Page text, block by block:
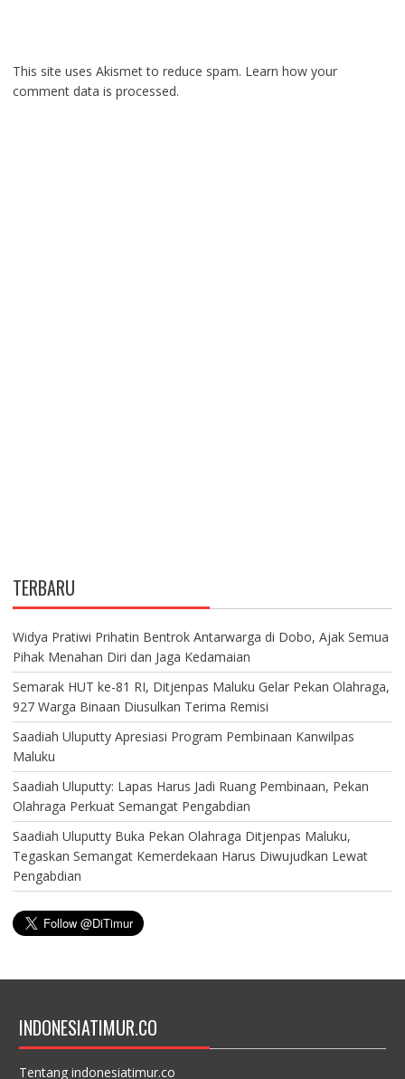
This site uses Akismet to reduce spam. Learn how your
comment data is processed.
TERBARU
Widya Pratiwi Prihatin Bentrok Antarwarga di Dobo, Ajak Semua
Pihak Menahan Diri dan Jaga Kedamaian
Semarak HUT ke-81 RI, Ditjenpas Maluku Gelar Pekan Olahraga,
927 Warga Binaan Diusulkan Terima Remisi
Saadiah Uluputty Apresiasi Program Pembinaan Kanwilpas
Maluku
Saadiah Uluputty: Lapas Harus Jadi Ruang Pembinaan, Pekan
Olahraga Perkuat Semangat Pengabdian
Saadiah Uluputty Buka Pekan Olahraga Ditjenpas Maluku,
Tegaskan Semangat Kemerdekaan Harus Diwujudkan Lewat
Pengabdian
INDONESIATIMUR.CO
Tentang indonesiatimur.co